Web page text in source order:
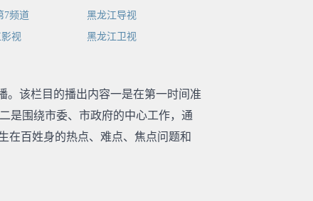
7频道
黑龙江导视
视 黑龙江卫视
。该栏目的播出内容一是在第一时间准
是围绕市委、市政府的中心工作，通
在百姓身的热点、难点、焦点问题和